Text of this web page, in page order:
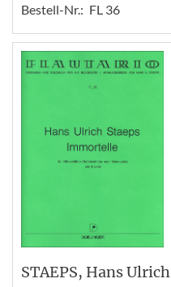
Bestell-Nr.: FL 36
STAEPS, Hans Ulrich